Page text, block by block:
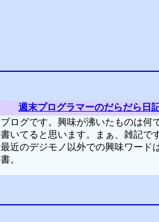
週末プログラマーのだらだら日
ブログです。興味が沸いたものは何
書いてると思います。まぁ、雑記で
最近のデジモノ以外での興味ワード
書。